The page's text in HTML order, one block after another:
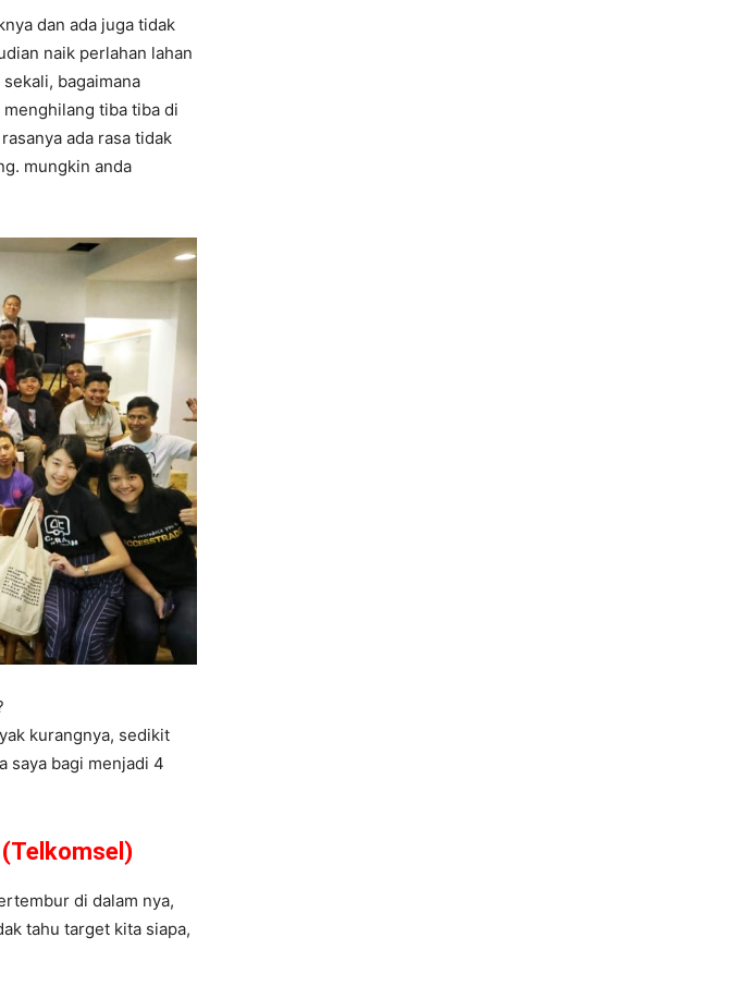
dan ada juga tidak
naik perlahan lahan
bagaimana
tiba tiba di
ada rasa tidak
mungkin anda
kurangnya, sedikit
saya bagi menjadi 4
di dalam nya,
tahu target kita siapa,